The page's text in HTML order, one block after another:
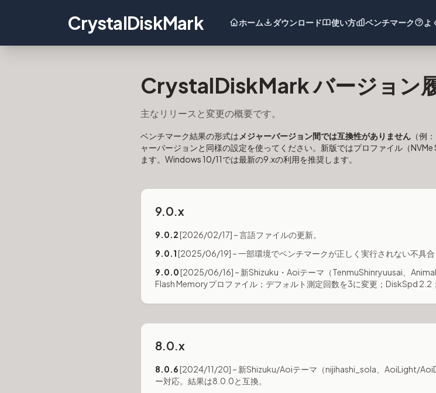
CrystalDiskMark ホーム ダウンロード 使い方 ベンチマーク よ
CrystalDiskMark バージョン
主なリリースと変更の概要です。
ベンチマーク結果の形式は メジャーバージョン間では互換性がありません （例
ャーバージョンと同様の設定を使ってください。新版ではプロファイル（
ます。Windows 10/11では最新の9.xの利用を推奨します。
9.0.x
9.0.2[2026/02/17] – 言語ファイルの更新。
9.0.1[2025/06/19] – 一部環境でベンチマークが正しく実行されない不具
9.0.0[2025/06/16] – 新Shizuku・Aoiテーマ（TenmuShinryuusai、
Flash Memoryプロファイル；デフォルト測定回数を3に変更；DiskSpd 2.2
8.0.x
8.0.6[2024/11/20] – 新Shizuku/Aoiテーマ（nijihashi_sola、AoiLight/
ー対応。結果は8.0.0と互換。